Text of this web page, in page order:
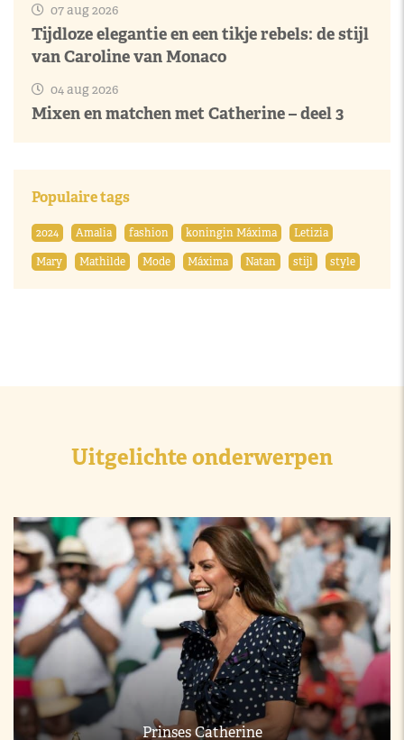
07 aug 2026
Tijdloze elegantie en een tikje rebels: de stijl
van Caroline van Monaco
04 aug 2026
Mixen en matchen met Catherine – deel 3
Populaire tags
2024 Amalia fashion koningin Máxima
Letizia
Mary
Mathilde Mode Máxima Natan stijl style
Uitgelichte onderwerpen
Prinses Catherine